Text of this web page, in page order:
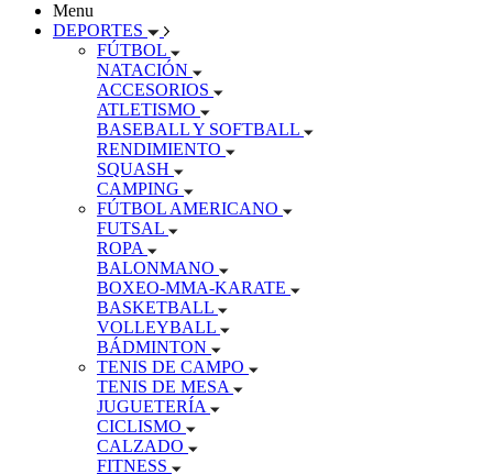
Menu
DEPORTES
FÚTBOL
NATACIÓN
ACCESORIOS
ATLETISMO
BASEBALL Y SOFTBALL
RENDIMIENTO
SQUASH
CAMPING
FÚTBOL AMERICANO
FUTSAL
ROPA
BALONMANO
BOXEO-MMA-KARATE
BASKETBALL
VOLLEYBALL
BÁDMINTON
TENIS DE CAMPO
TENIS DE MESA
JUGUETERÍA
CICLISMO
CALZADO
FITNESS